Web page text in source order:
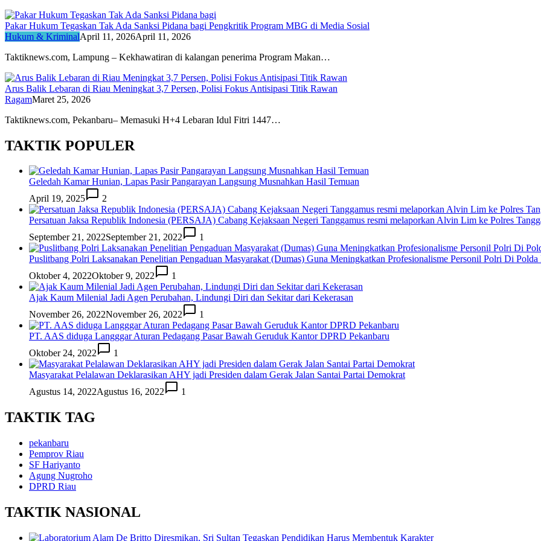
Pakar Hukum Tegaskan Tak Ada Sanksi Pidana bagi Pengkritik Program MBG di Media Sosial
Hukum & KriminalApril 11, 2026April 11, 2026
Taktiknews.com, Lampung – Kekhawatiran di kalangan penerima Program Makan…
Arus Balik Lebaran di Riau Meningkat 3,7 Persen, Polisi Fokus Antisipasi Titik Rawan
RagamMaret 25, 2026
Taktiknews.com, Pekanbaru– Memasuki H+4 Lebaran Idul Fitri 1447…
TAKTIK POPULER
Geledah Kamar Hunian, Lapas Pasir Pangarayan Langsung Musnahkan Hasil Temuan
April 19, 2025
2
Persatuan Jaksa Republik Indonesia (PERSAJA) Cabang Kejaksaan Negeri Tanggamus resmi melaporkan Alvin Lim ke Polres
September 21, 2022September 21, 2022 1
Puslitbang Polri Laksanakan Penelitian Pengaduan Masyarakat (Dumas) Guna Meningkatkan Profesionalisme Personil Polri Di
Oktober 4, 2022Oktober 9, 2022 1
Ajak Kaum Milenial Jadi Agen Perubahan, Lindungi Diri dan Sekitar dari Kekerasan
November 26, 2022November 26, 2022 1
PT. AAS diduga Langggar Aturan Pedagang Pasar Bawah Geruduk Kantor DPRD Pekanbaru
Oktober 24, 2022
1
Masyarakat Pelalawan Deklarasikan AHY jadi Presiden dalam Gerak Jalan Santai Partai Demokrat
Agustus 14, 2022Agustus 16, 2022 1
TAKTIK TAG
pekanbaru
Pemprov Riau
SF Hariyanto
Agung Nugroho
DPRD Riau
TAKTIK NASIONAL